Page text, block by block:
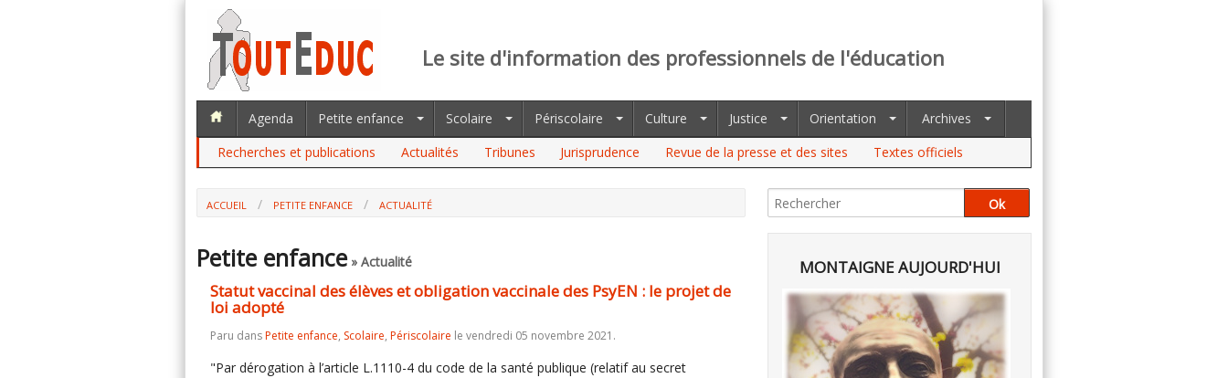
Le site d'information des professionnels de l'éducation
Agenda Petite enfance Scolaire Périscolaire Culture Justice Orientation
Archives
Recherches et publications
Actualités Tribunes Jurisprudence Revue de la presse et des sites Textes officiels
ACCUEIL PETITE ENFANCE
ACTUALITÉ
Petite enfance» Actualité
Statut vaccinal des élèves et obligation vaccinale des PsyEN : le projet de
loi adopté
Paru dansPetite enfance, Scolaire, Périscolaire le vendredi 05 novembre 2021.
"Par dérogation à l’article L.1110-4 du code de la santé publique (relatif au secret
MONTAIGNE AUJOURD'HUI